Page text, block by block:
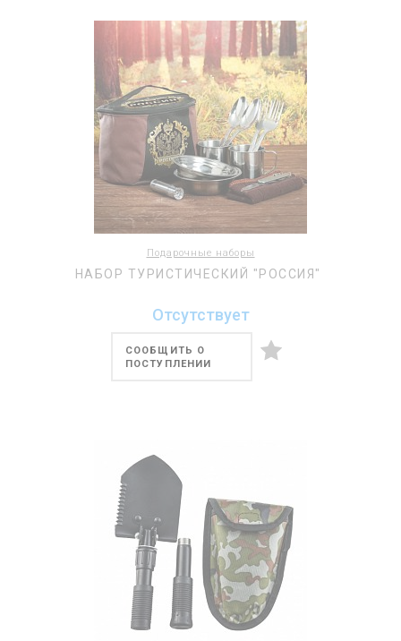
Подарочные наборы
НАБОР ТУРИСТИЧЕСКИЙ "РОССИЯ"
Отсутствует
СООБЩИТЬ О
ПОСТУПЛЕНИИ